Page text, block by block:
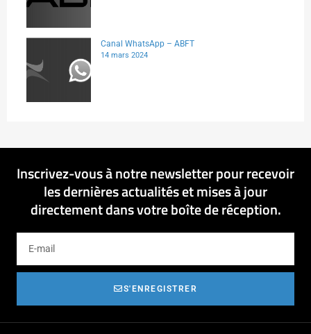
Canal WhatsApp – ABFT
14 mars 2024
Inscrivez-vous à notre newsletter pour recevoir
les dernières actualités et mises à jour
directement dans votre boîte de réception.
S'ENREGISTRER